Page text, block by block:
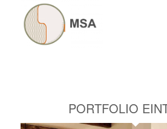
PORTFOLIO